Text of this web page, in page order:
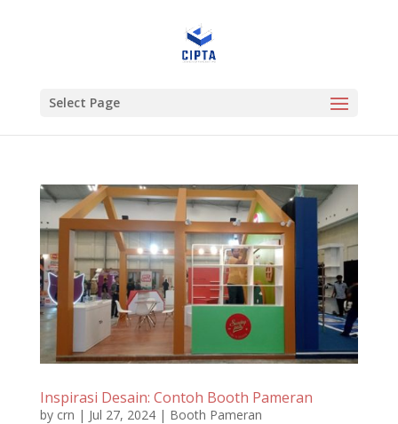
Select Page
Inspirasi Desain: Contoh Booth Pameran
by crn | Jul 27, 2024| Booth Pameran